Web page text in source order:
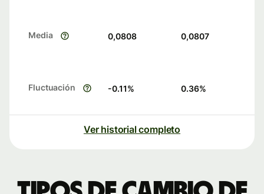
Media 0,0808 0,0807
Fluctuación -0.11% 0.36%
Ver historial completo